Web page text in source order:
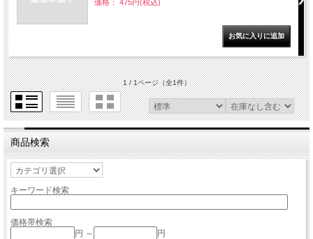
価格： 475円(税込)
1 / 1ページ（全1件）
商品検索
キーワード検索
価格帯検索
円 ～
円